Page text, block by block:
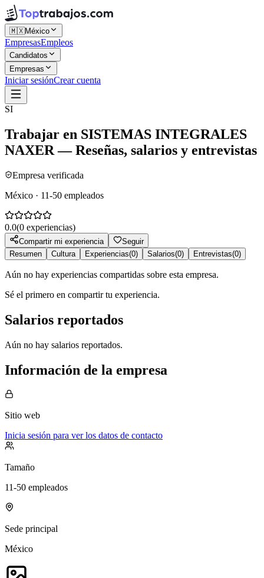
🇲🇽México
EmpresasEmpleos
Candidatos
Empresas
Iniciar sesiónCrear cuenta
SI
Trabajar en SISTEMAS INTEGRALES
NAXER — Reseñas, salarios y entrevistas
Empresa verificada
México · 11-50 empleados
0.0(0 experiencias)
Compartir mi experiencia
Seguir
Resumen
Cultura Experiencias(0) Salarios(0) Entrevistas(0)
Aún no hay experiencias compartidas sobre esta empresa.
Sé el primero en compartir tu experiencia.
Salarios reportados
Aún no hay salarios reportados.
Información de la empresa
Sitio web
Inicia sesión para ver los datos de contacto
Tamaño
11-50 empleados
Sede principal
México